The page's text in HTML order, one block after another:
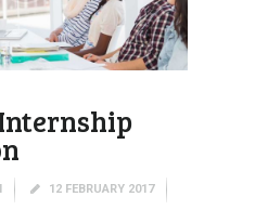
12 FEBRUARY 2017